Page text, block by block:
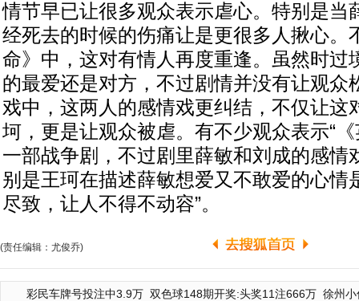
情节早已让很多观众表示虐心。特别是当
经死去的时候的伤痛让是更很多人揪心。
命》中，这对有情人再度重逢。虽然时过
的最爱还是对方，不过剧情并没有让观众
戏中，这两人的感情戏更纠结，不仅让这
坷，更是让观众被虐。有不少观众表示“
一部战争剧，不过剧里薛敏和刘成的感情
别是王珂在描述薛敏想爱又不敢爱的心情
尽致，让人不得不动容”。
(责任编辑：尤俊乔)
彩民车牌号投注中3.9万 双色球148期开奖:头奖11注666万 徐州